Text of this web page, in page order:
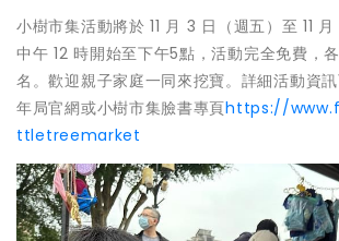
小樹市集活動將於 11 月 3 日（週五）至 11
中午 12 時開始至下午5點，活動完全免費，
名。歡迎親子家庭一同來挖寶。詳細活動資
年局官網或小樹市集臉書專頁https://
ttletreemarket